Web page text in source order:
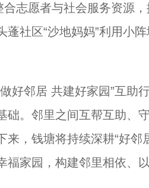
合志愿者与社会服务资源
社区“沙地妈妈”利用小
邻居 共建好家园”互助
础。邻里之间互帮互助、
，钱塘将持续深耕“好邻
福家园，构建邻里相依、